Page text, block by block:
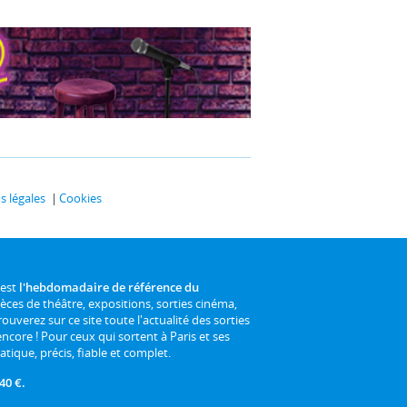
légales Cookies
l'hebdomadaire de référence du
de théâtre, expositions, sorties cinéma,
sur ce site toute l'actualité des sorties
! Pour ceux qui sortent à Paris et ses
précis, fiable et complet.
€.